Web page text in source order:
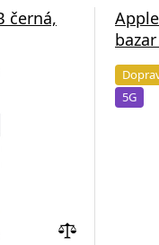
černá,
5G